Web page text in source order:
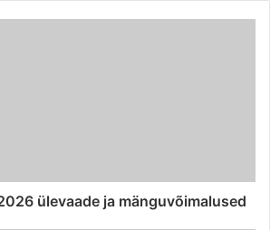
ülevaade ja mänguvõimalused